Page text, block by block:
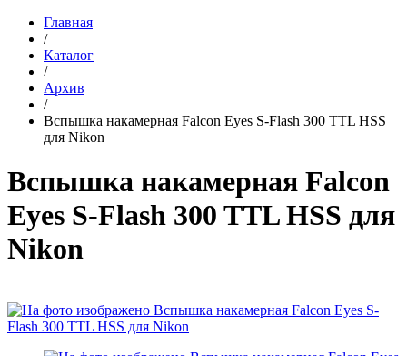
Главная
/
Каталог
/
Архив
/
Вспышка накамерная Falcon Eyes S-Flash 300 TTL HSS
для Nikon
Вспышка накамерная Falcon
Eyes S-Flash 300 TTL HSS для
Nikon